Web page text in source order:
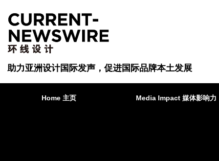
Home 主页 Media Impact 媒体影响力
助力亚洲设计国际发声，促进国际品牌本土发展